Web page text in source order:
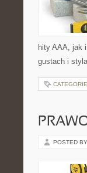
hity AAA, jak
gustach i
POSTED